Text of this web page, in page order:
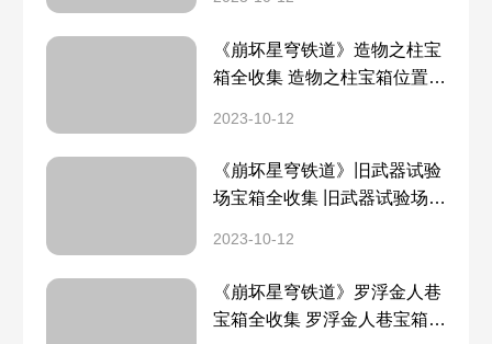
《崩坏星穹铁道》造物之柱宝
箱全收集 造物之柱宝箱位置一
2023-10-12
《崩坏星穹铁道》旧武器试验
场宝箱全收集 旧武器试验场宝
2023-10-12
《崩坏星穹铁道》罗浮金人巷
宝箱全收集 罗浮金人巷宝箱分